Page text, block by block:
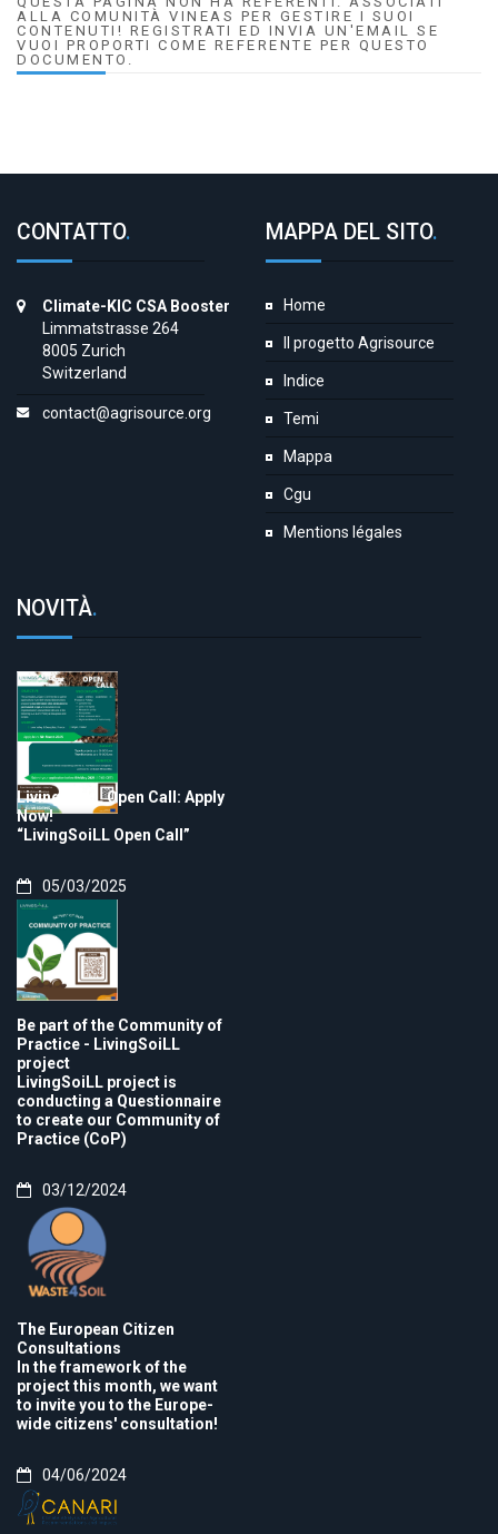
ALLA COMUNITÀ VINEAS PER GESTIRE I SUOI
CONTENUTI! REGISTRATI ED INVIA UN'EMAIL SE
VUOI PROPORTI COME REFERENTE PER QUESTO
DOCUMENTO.
CONTATTO.
Climate-KIC CSA Booster
Limmatstrasse 264
8005 Zurich
Switzerland
contact@agrisource.org
MAPPA DEL SITO.
Home
Il progetto Agrisource
Indice
Temi
Mappa
Cgu
Mentions légales
NOVITÀ.
LivingSoiLL Open Call: Apply
Now!
“LivingSoiLL Open Call”
05/03/2025
Be part of the Community of
Practice - LivingSoiLL
project
LivingSoiLL project is
conducting a Questionnaire
to create our Community of
Practice (CoP)
03/12/2024
The European Citizen
Consultations
In the framework of the
project this month, we want
to invite you to the Europe-
wide citizens' consultation!
04/06/2024